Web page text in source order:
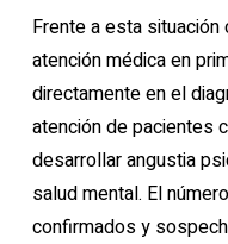
Frente a esta
atención médica en
directamente en el
atención de pacientes
desarrollar angustia
salud mental. El
confirmados y